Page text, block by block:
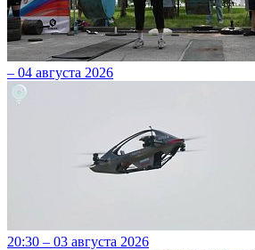
– 04 августа 2026
20:30 – 03 августа 2026